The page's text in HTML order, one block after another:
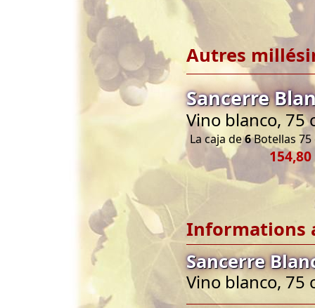
Autres
Sancerre
Vino blanco, 75
La caja de6Botellas 75
154,80
Informations
Sancerre
Vino blanco, 75